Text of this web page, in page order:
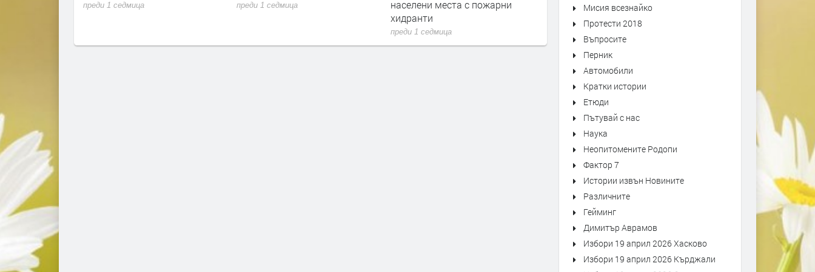
преди 1 седмица преди 1 седмица
населени места с пожарни
хидранти
преди 1 седмица
г. може да се види в архива на
Кърджали
Мисия всезнайко
Протести 2018
Въпросите
Перник
Автомобили
Кратки истории
Етюди
Пътувай с нас
Наука
Неопитомените Родопи
Фактор 7
Истории извън Новините
Различните
Гейминг
Димитър Аврамов
Избори 19 април 2026 Хасково
Избори 19 април 2026 Кърджали